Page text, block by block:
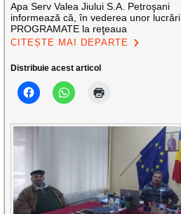
Apa Serv Valea Jiului S.A. Petroşani
informează că, în vederea unor lucrări
PROGRAMATE la reţeaua
CITEȘTE MAI DEPARTE
Distribuie acest articol